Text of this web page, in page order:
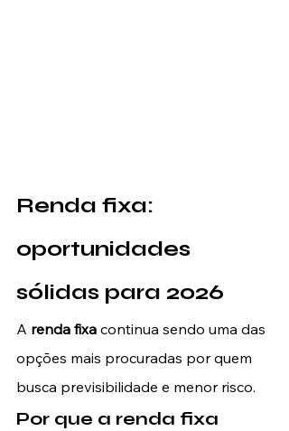
Renda fixa:
oportunidades
sólidas para 2026
A renda fixa continua sendo uma das
opções mais procuradas por quem
busca previsibilidade e menor risco.
Por que a renda fixa